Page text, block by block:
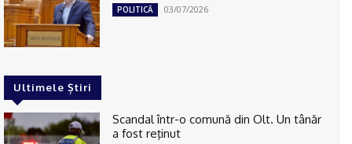
POLITICĂ 03/07/2026
Ultimele Știri
Scandal într-o comună din Olt. Un tânăr
a fost reţinut